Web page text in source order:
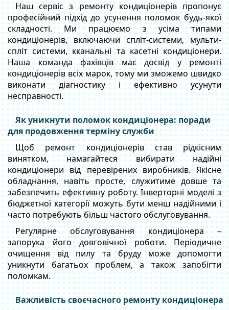
Наш сервіс з ремонту кондиціонерів пропонує
професійний підхід до усунення поломок будь-якої
складності. Ми працюємо з усіма типами
кондиціонерів, включаючи спліт-системи, мульти-
спліт системи, кканальні та касетні кондиціонери.
Наша команда фахівців має досвід у ремонті
кондиціонерів всіх марок, тому ми зможемо швидко
виконати діагностику і ефективно усунути
несправності.
Як уникнути поломок кондиціонера: поради
для продовження терміну служби
Щоб ремонт кондиціонерів став рідкісним
винятком, намагайтеся вибирати надійні
кондиціонери від перевірених виробників. Якісне
обладнання, навіть просте, служитиме довше та
забезпечить ефективну роботу. Інверторні моделі з
бюджетної категорії можуть бути менш надійними і
часто потребують більш частого обслуговування.
Регулярне обслуговування кондиціонера –
запорука його довговічної роботи. Періодичне
очищення від пилу та бруду може допомогти
уникнути багатьох проблем, а також запобігти
поломкам.
Важливість своєчасного ремонту кондиціонера